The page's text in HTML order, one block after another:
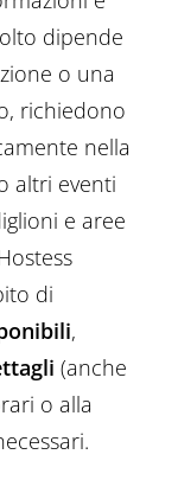
dipende
o una
richiedono
nella
altri eventi
e aree
di
,
(anche
o alla